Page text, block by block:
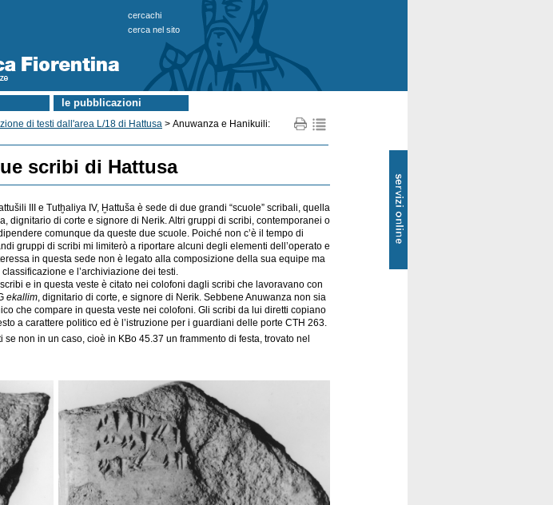
cercachi
cerca nel sito
Servizi
online
le pubblicazioni
di testi dall'area L/18 di Hattusa > Anuwanza e Hanikuili:
scribi di Hattusa
III e Tutḫaliya IV, Ḫattuša è sede di due grandi “scuole” scribali, quella
dignitario di corte e signore di Nerik. Altri gruppi di scribi, contemporanei o
comunque da queste due scuole. Poiché non c’è il tempo di
gruppi di scribi mi limiterò a riportare alcuni degli elementi dell’operato e
in questa sede non è legato alla composizione della sua equipe ma
e l’archiviazione dei testi.
e in questa veste è citato nei colofoni dagli scribi che lavoravano con
ekallim, dignitario di corte, e signore di Nerik. Sebbene Anuwanza non sia
che compare in questa veste nei colofoni. Gli scribi da lui diretti copiano
a carattere politico ed è l’istruzione per i guardiani delle porte CTH 263.
non in un caso, cioè in KBo 45.37 un frammento di festa, trovato nel